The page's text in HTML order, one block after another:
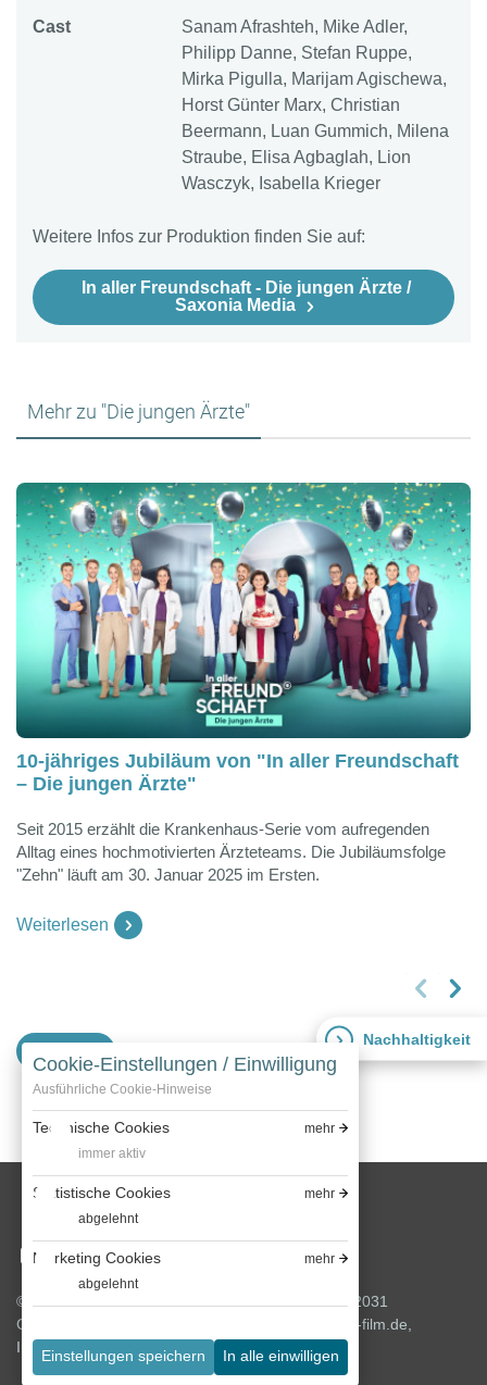
Cookie-Einstellungen / Einwilligung
Ausführliche Cookie-Hinweise
Technische Cookies
mehr
immer aktiv
Statistische Cookies
mehr
abgelehnt
Marketing Cookies
mehr
abgelehnt
Einstellungen speichern In alle einwilligen
Cast
Sanam Afrashteh, Mike Adler,
Philipp Danne, Stefan Ruppe,
Mirka Pigulla, Marijam Agischewa,
Horst Günter Marx, Christian
Beermann, Luan Gummich, Milena
Straube, Elisa Agbaglah, Lion
Wasczyk, Isabella Krieger
Weitere Infos zur Produktion finden Sie auf:
In aller Freundschaft - Die jungen Ärzte /
Saxonia Media
Mehr zu "Die jungen Ärzte"
10-jähriges Jubiläum von "In aller Freundschaft
– Die jungen Ärzte"
Seit 2015 erzählt die Krankenhaus-Serie vom aufregenden
Alltag eines hochmotivierten Ärzteteams. Die Jubiläumsfolge
"Zehn" läuft am 30. Januar 2025 im Ersten.
Weiterlesen
Nachhaltigkeit
© 2026 Bavaria Film GmbH, Bavariafilmplatz 7, 82031
Geiselgasteig, T +49 (0) 89 6499 0, info@bavaria-film.de,
Impressum
Datenschutz Cookie-Richtlinien